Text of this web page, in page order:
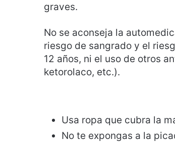
graves.
No se aconseja la
riesgo de sangrado y el
12 años, ni el uso de otros
ketorolaco, etc.).
Usa ropa que cubra la
No te expongas a la